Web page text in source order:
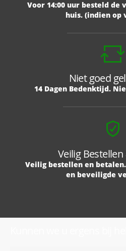
Voor 14:00 uur besteld de
huis. (indien op
Niet goed
14 Dagen Bedenktijd.
Veilig
Veilig bestellen en
en beveiligde